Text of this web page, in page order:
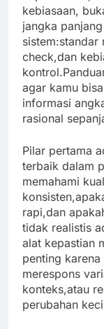
kebiasaan,
jangka
check,dan
agar kamu
informasi
rasional
Pilar pertama
terbaik dalam
memahami
rapi,dan
tidak realistis
alat kepastian
penting
merespons
konteks,atau
perubahan